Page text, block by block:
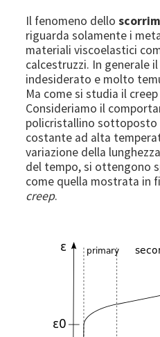
Il fenomeno dello
riguarda solamente i
materiali viscoelastici
calcestruzzi. In generale
indesiderato e molto
Ma come si studia il
Consideriamo il
policristallino sottoposto
costante ad alta
variazione della
del tempo, si ottengono
come quella mostrata in
creep.